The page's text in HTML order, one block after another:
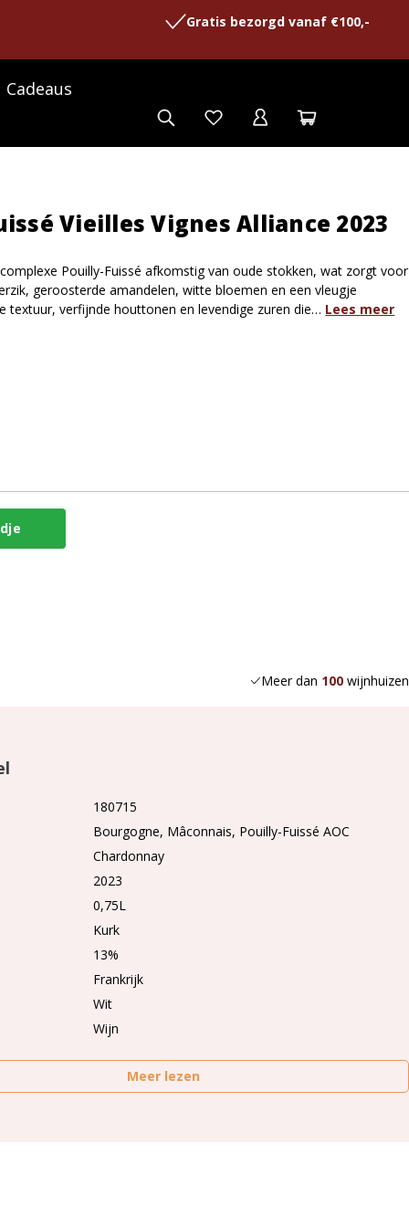
Gratis bezorgd vanaf €100,-
Cadeaus
Vieilles Vignes Alliance 2023
Pouilly-Fuissé afkomstig van oude stokken, wat zorgt voor
geroosterde amandelen, witte bloemen en een vleugje
textuur, verfijnde houttonen en levendige zuren die… Lees meer
Meer dan 100wijnhuizen
180715
Bourgogne Mâconnais Pouilly-Fuissé AOC
Chardonnay
2023
0,75L
Kurk
13%
Frankrijk
Wit
Wijn
Meer lezen